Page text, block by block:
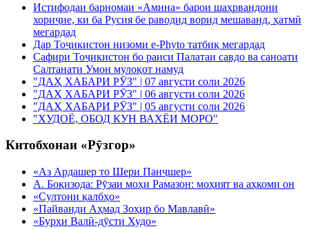
Истифодаи барномаи «Амина» барои шаҳрвандони
хориҷие, ки ба Русия бе раводид ворид мешаванд, ҳатмӣ
мегардад
Дар Тоҷикистон низоми e-Phyto татбиқ мегардад
Сафири Тоҷикистон бо раиси Палатаи савдо ва саноати
Салтанати Умон мулоқот намуд
"ДАҲ ХАБАРИ РӮЗ" | 07 августи соли 2026
"ДАҲ ХАБАРИ РӮЗ" | 06 августи соли 2026
"ДАҲ ХАБАРИ РӮЗ" | 05 августи соли 2026
"ХУДОЁ, ОБОД КУН ВАХЁИ МОРО"
Китобхонаи «Рӯзгор»
«Аз Ардашер то Шери Панҷшер»
А. Боқизода: Рӯзаи моҳи Рамазон: моҳият ва аҳкоми он
«Султони қалбҳо»
«Пайванди Аҳмад Зоҳир бо Мавлавӣ»
«Бурхи Валӣ-дӯсти Худо»